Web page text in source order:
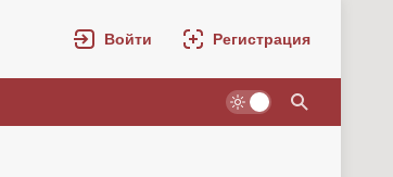
Войти Регистрация